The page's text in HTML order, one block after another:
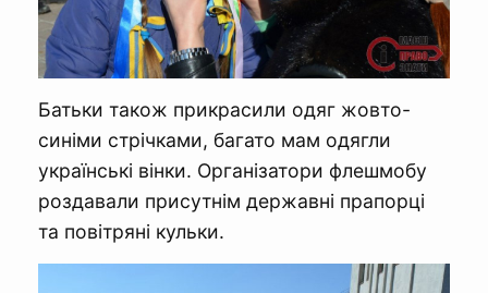
Батьки також прикрасили одяг жовто-
синіми стрічками, багато мам одягли
українські вінки. Організатори флешмобу
роздавали присутнім державні прапорці
та повітряні кульки.